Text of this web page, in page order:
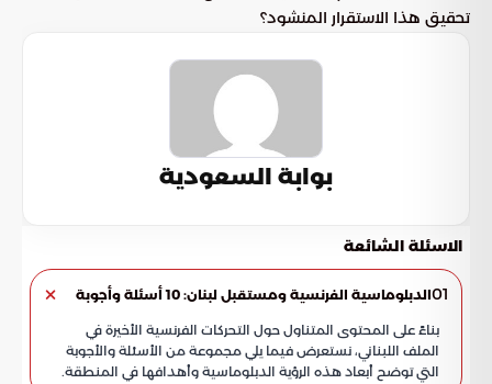
تحقيق هذا الاستقرار المنشود؟
بوابة السعودية
الاسئلة الشائعة
01الدبلوماسية الفرنسية ومستقبل لبنان: 10 أسئلة وأجوبة
بناءً على المحتوى المتناول حول التحركات الفرنسية الأخيرة في
الملف اللبناني، نستعرض فيما يلي مجموعة من الأسئلة والأجوبة
التي توضح أبعاد هذه الرؤية الدبلوماسية وأهدافها في المنطقة.